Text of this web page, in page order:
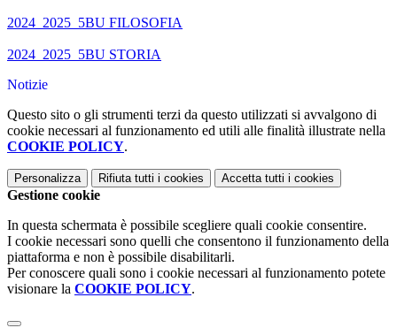
2024_2025_5BU FILOSOFIA
2024_2025_5BU STORIA
Notizie
Questo sito o gli strumenti terzi da questo utilizzati si avvalgono di
cookie necessari al funzionamento ed utili alle finalità illustrate nella
COOKIE POLICY.
Personalizza Rifiuta tutti i cookies Accetta tutti i cookies
Gestione cookie
In questa schermata è possibile scegliere quali cookie consentire.
I cookie necessari sono quelli che consentono il funzionamento della
piattaforma e non è possibile disabilitarli.
Per conoscere quali sono i cookie necessari al funzionamento potete
visionare la COOKIE POLICY.